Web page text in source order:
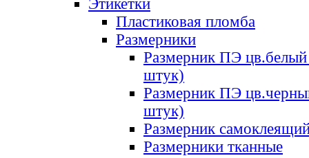
Этикетки
Пластиковая пломба
Размерники
Размерник ПЭ цв.белый
штук)
Размерник ПЭ
штук)
Размерник
Размерники тканные